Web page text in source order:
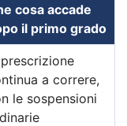
cosa accade
il primo grado
a correre,
le sospensioni